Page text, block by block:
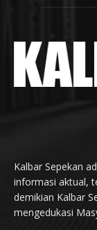
Kalbar Sepekan
informasi aktual,
demikian Kalbar
mengedukasi